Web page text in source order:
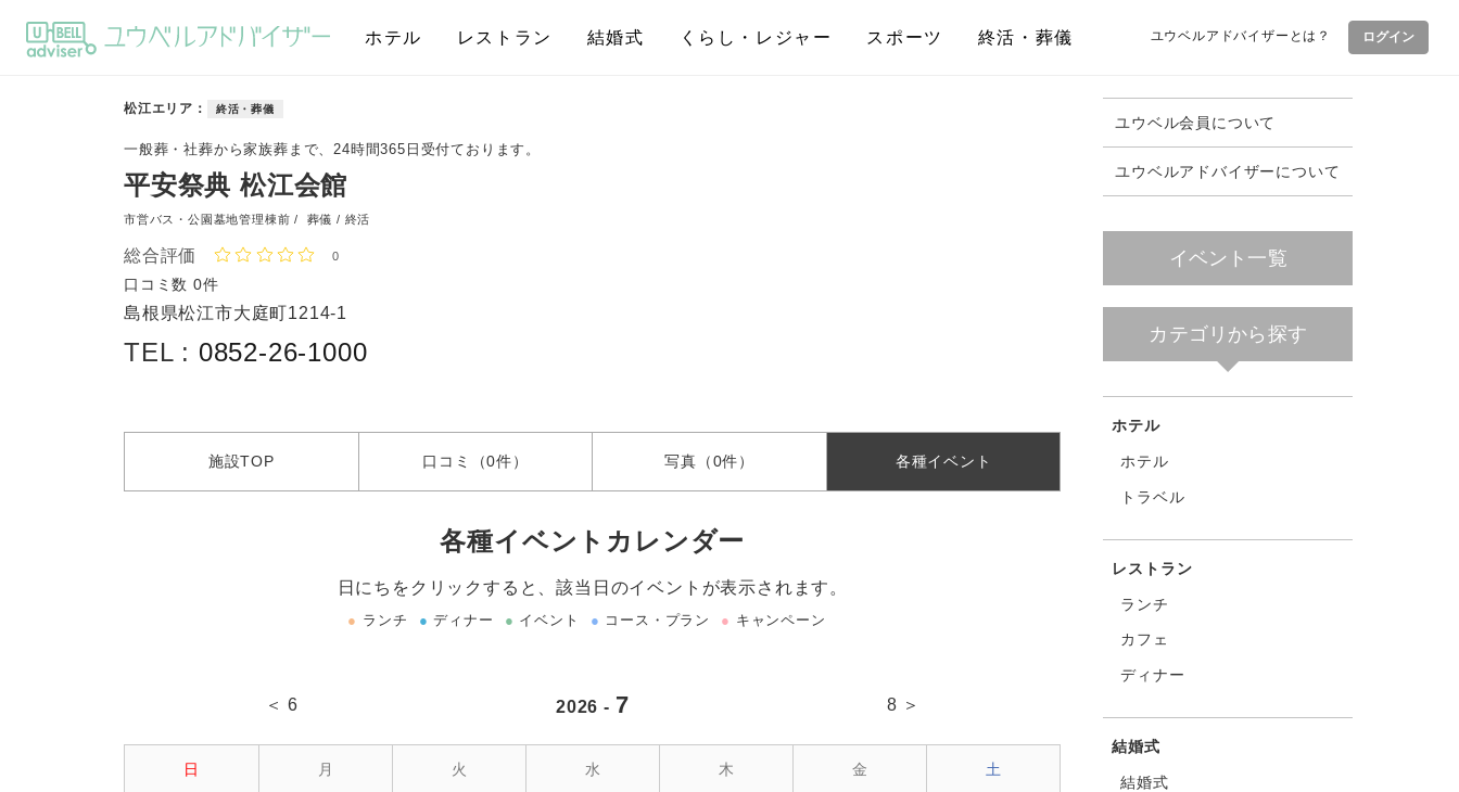
ホテル レストラン 結婚式 くらし・レジャー スポーツ 終活・葬儀 ユウベルアドバイザーとは？ ログイン
松江エリア 終活・葬儀
一般葬・社葬から家族葬まで、24時間365日受付ております。
平安祭典 松江会館
市営バス・公園墓地管理棟前 / 葬儀 / 終活
総合評価 0
口コミ数 0件
島根県松江市大庭町1214-1
TEL : 0852-26-1000
施設TOP 口コミ （0件） 写真 （0件） 各種イベント
各種イベントカレンダー
日にちをクリックすると、該当日のイベントが表示されます。
● ランチ ● ディナー ● イベント ● コース・プラン ● キャンペーン
＜ 6 2026 - 7 8 ＞
日 月 火 水 木 金 土
ユウベル会員について
ユウベルアドバイザーについて
イベント一覧
カテゴリから探す
ホテル
ホテル
トラベル
レストラン
ランチ
カフェ
ディナー
結婚式
結婚式